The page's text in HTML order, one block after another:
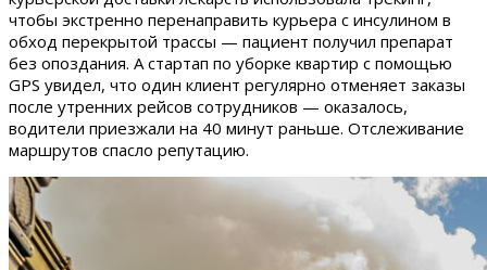
чтобы экстренно перенаправить курьера с инсулином в
обход перекрытой трассы — пациент получил препарат
без опоздания. А стартап по уборке квартир с помощью
GPS увидел, что один клиент регулярно отменяет заказы
после утренних рейсов сотрудников — оказалось,
водители приезжали на 40 минут раньше. Отслеживание
маршрутов спасло репутацию.